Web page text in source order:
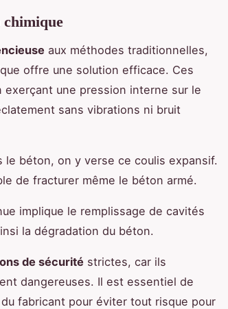
aux méthodes traditionnelles,
offre une solution efficace. Ces
exerçant une pression interne sur le
sans vibrations ni bruit
béton, on y verse ce coulis expansif.
de fracturer même le béton armé.
implique le remplissage de cavités
la dégradation du béton.
de sécurité strictes, car ils
dangereuses. Il est essentiel de
fabricant pour éviter tout risque pour